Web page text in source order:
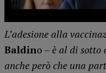
L’adesione alla
Baldino – è al di sotto
anche però che una